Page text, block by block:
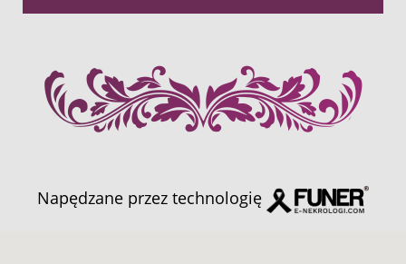
Napędzane przez technologię